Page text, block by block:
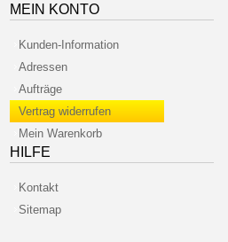
MEIN KONTO
Kunden-Information
Adressen
Aufträge
Vertrag widerrufen
Mein Warenkorb
HILFE
Kontakt
Sitemap